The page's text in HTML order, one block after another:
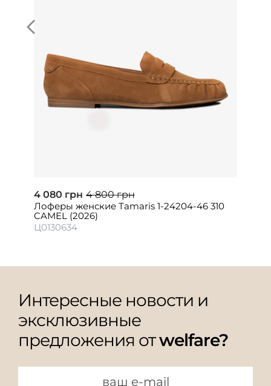
4 080 грн 4 800 грн
Лоферы женские Tamaris 1-24204-46 310
CAMEL (2026)
Ц0130634
Интересные новости и
эксклюзивные
предложения отwelfare?